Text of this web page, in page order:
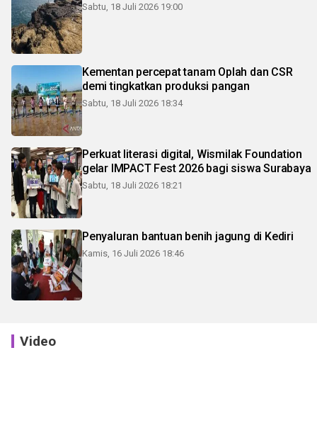
Sabtu, 18 Juli 2026 19:00
Kementan percepat tanam Oplah dan CSR
demi tingkatkan produksi pangan
Sabtu, 18 Juli 2026 18:34
Perkuat literasi digital, Wismilak Foundation
gelar IMPACT Fest 2026 bagi siswa Surabaya
Sabtu, 18 Juli 2026 18:21
Penyaluran bantuan benih jagung di Kediri
Kamis, 16 Juli 2026 18:46
Video